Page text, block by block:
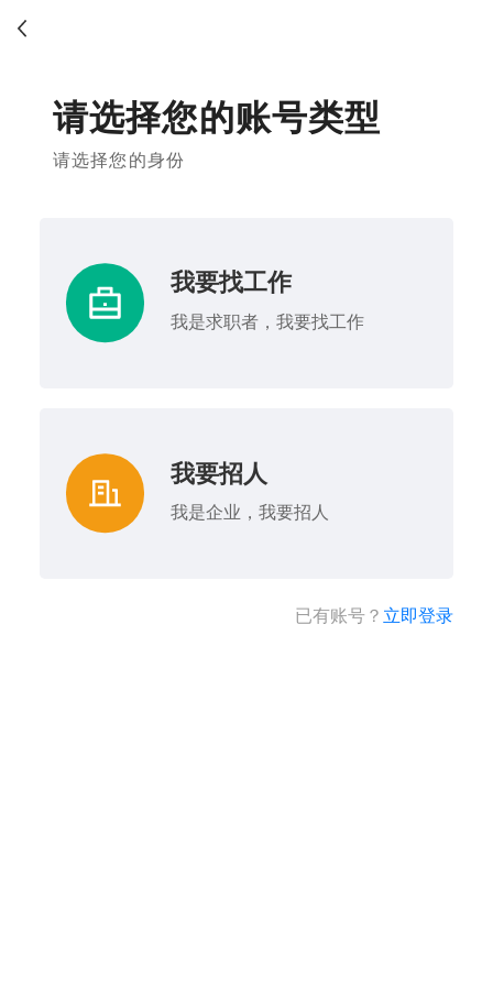
请选择您的账号类型
请选择您的身份
我要找工作
我是求职者，我要找工作
我要招人
我是企业，我要招人
已有账号？ 立即登录